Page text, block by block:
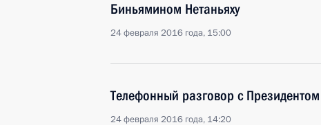
Биньямином Нетаньяху
24 февраля 2016 года, 15:00
Телефонный разговор с
24 февраля 2016 года, 14:20